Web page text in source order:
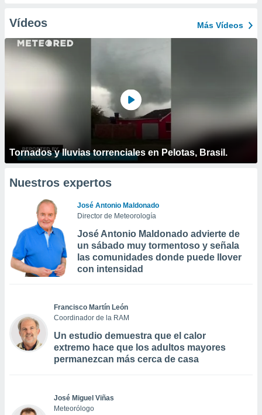
Vídeos Más Vídeos
Tornados y lluvias torrenciales en Pelotas, Brasil.
Nuestros expertos
José Antonio Maldonado
Director de Meteorología
José Antonio Maldonado advierte de
un sábado muy tormentoso y señala
las comunidades donde puede llover
con intensidad
Francisco Martín León
Coordinador de la RAM
Un estudio demuestra que el calor
extremo hace que los adultos mayores
permanezcan más cerca de casa
José Miguel Viñas
Meteorólogo